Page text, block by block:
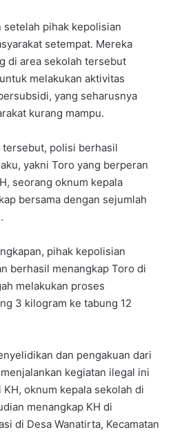
pihak kepolisian
setempat. Mereka
di area sekolah tersebut
melakukan aktivitas
yang seharusnya
kurang mampu.
polisi berhasil
yakni Toro yang berperan
seorang oknum kepala
bersama dengan sejumlah
pihak kepolisian
berhasil menangkap Toro di
melakukan proses
3 kilogram ke tabung 12
dan pengakuan dari
kegiatan ilegal ini
oknum kepala sekolah di
menangkap KH di
di Desa Wanatirta, Kecamatan